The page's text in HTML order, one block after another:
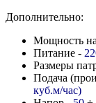
Дополнительно:
Мощность
Питание -
Размеры
Подача
куб.м/час)